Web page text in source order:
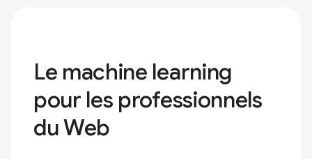
Le machine learning
pour les professionnels
du Web